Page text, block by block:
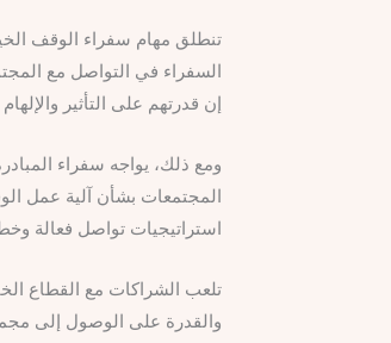
تنطلق مهام سفراء الوقف
السفراء في التواصل مع
إن قدرتهم على التأثير
ومع ذلك، يواجه سفراء
المجتمعات بشأن آلية عمل
استراتيجيات تواصل فعالة
تلعب الشراكات مع القطاع
والقدرة على الوصول إلى